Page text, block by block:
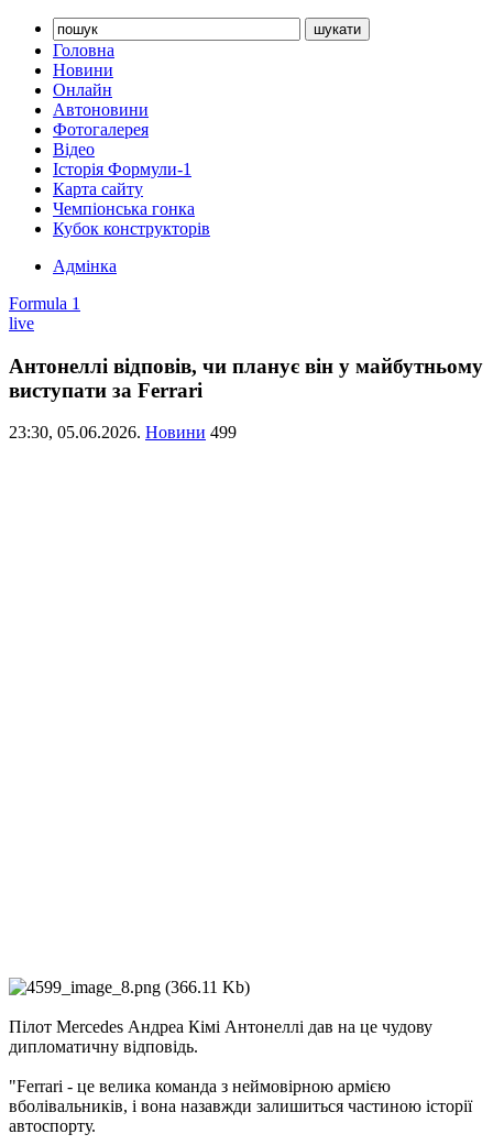
Головна
Новини
Онлайн
Автоновини
Фотогалерея
Відео
Історія Формули-1
Карта сайту
Чемпіонська гонка
Кубок конструкторів
Адмінка
Formula 1
live
Антонеллі відповів, чи планує він у майбутньому
виступати за Ferrari
23:30, 05.06.2026. Новини 499
Пілот Mercedes Андреа Кімі Антонеллі дав на це чудову
дипломатичну відповідь.
"Ferrari - це велика команда з неймовірною армією
вболівальників, і вона назавжди залишиться частиною історії
автоспорту.